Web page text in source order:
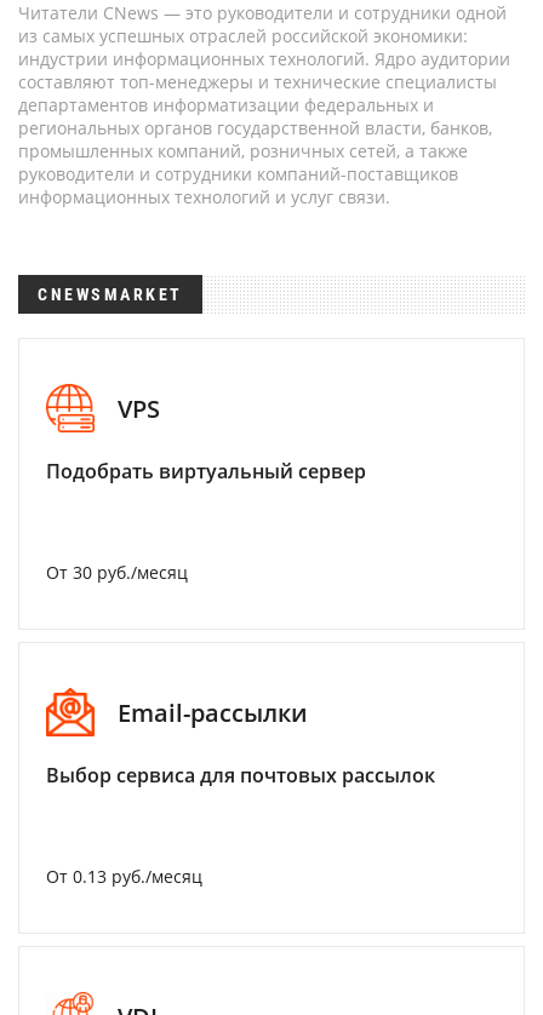
Читатели CNews — это руководители и сотрудники одной
из самых успешных отраслей российской экономики:
индустрии информационных технологий. Ядро аудитории
составляют топ-менеджеры и технические специалисты
департаментов информатизации федеральных и
региональных органов государственной власти, банков,
промышленных компаний, розничных сетей, а также
руководители и сотрудники компаний-поставщиков
информационных технологий и услуг связи.
CNEWSMARKET
VPS
Подобрать виртуальный сервер
От 30 руб./месяц
Email-рассылки
Выбор сервиса для почтовых рассылок
От 0.13 руб./месяц